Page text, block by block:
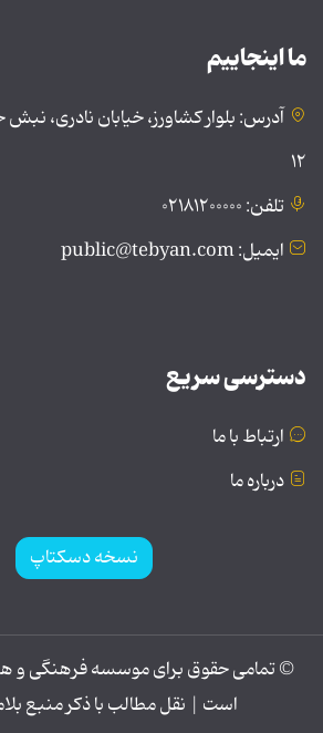
ما اینجاییم
آدرس: بلوار کشاورز، خیابان نادری،
۱۲
تلفن: ۰۲۱۸۱۲۰۰۰۰۰
ایمیل: public@tebyan.com
دسترسی سریع
ارتباط با ما
درباره ما
نسخه دسکتاپ
© تمامی حقوق برای موسسه فرهنگی و
است | نقل مطالب با ذکر منبع